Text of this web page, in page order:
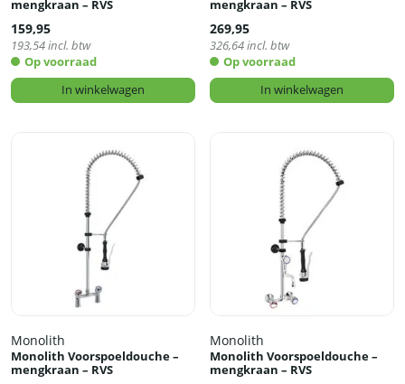
mengkraan – RVS
159,95
193,54incl. btw
Op voorraad
In winkelwagen
mengkraan – RVS
269,95
326,64incl. btw
Op voorraad
In winkelwagen
Monolith
Monolith Voorspoeldouche –
mengkraan – RVS
Monolith
Monolith Voorspoeldouche –
mengkraan – RVS